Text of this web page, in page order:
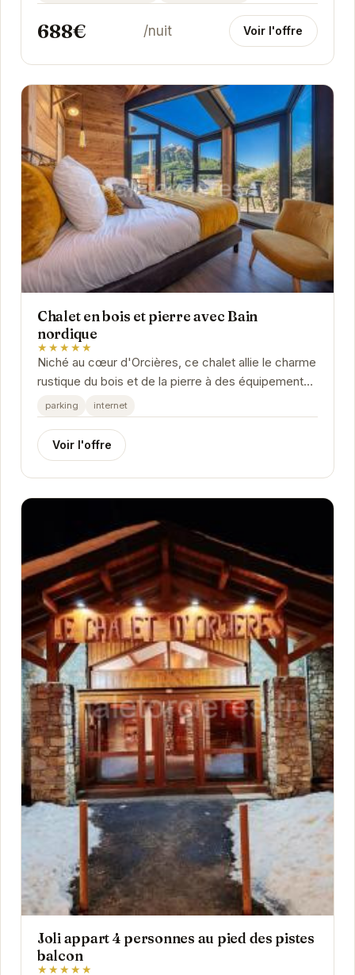
688€ /nuit Voir l'offre
Chalet en bois et pierre avec Bain
nordique
★★★★★
Niché au cœur d'Orcières, ce chalet allie le charme
rustique du bois et de la pierre à des équipements
modernes pour un confort optimal. Son...
parking internet
Voir l'offre
Joli appart 4 personnes au pied des pistes
balcon
★★★★★